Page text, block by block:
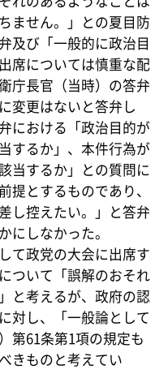
ません。」との夏目防
及び「一般的に政治目
席については慎重な配
庁長官（当時）の答弁
変更はないと答弁し
における「政治目的が
するか」、本件行為が
当するか」との質問に
提とするものであり、
し控えたい。」と答弁
にしなかった。
て政党の大会に出席す
ついて「誤解のおそれ
と考えるが、政府の認
対し、「一般論として
第61条第1項の規定も
きものと考えてい